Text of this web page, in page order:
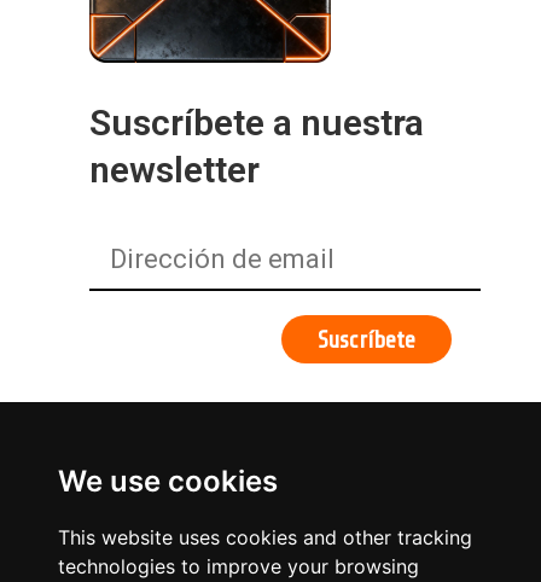
We use cookies
This website uses cookies and other tracking
technologies to improve your browsing
Suscríbete a nuestra
newsletter